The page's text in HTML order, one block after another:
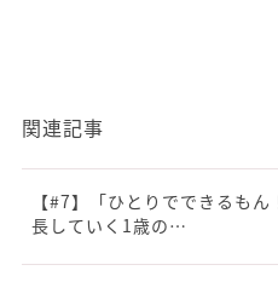
関連記事
【#7】「ひとりでできるも
長していく1歳の…